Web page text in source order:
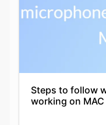
Steps to follow
working on MAC